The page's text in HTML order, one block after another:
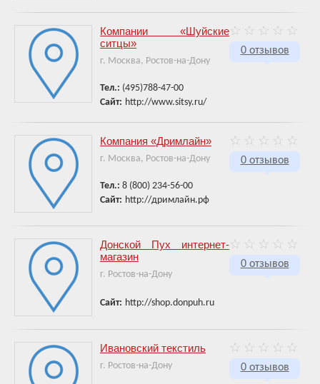
0 отзывов
Компании «Шуйские
ситцы»
г. Москва, Ростов-на-Дону
Тел.: (495)788-47-00
Сайт: http://www.sitsy.ru/
0 отзывов
Компания «Дримлайн»
г. Москва, Ростов-на-Дону
Тел.: 8 (800) 234-56-00
Сайт: http://дримлайн.рф
0 отзывов
Донской Пух интернет-
магазин
г. Ростов-на-Дону
Сайт: http://shop.donpuh.ru
0 отзывов
Ивановский текстиль
г. Ростов-на-Дону